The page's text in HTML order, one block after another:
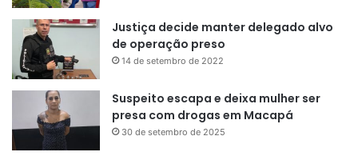
Justiça decide manter delegado alvo
de operação preso
14 de setembro de 2022
Suspeito escapa e deixa mulher ser
presa com drogas em Macapá
30 de setembro de 2025